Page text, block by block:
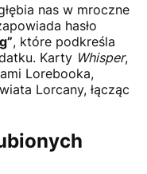
nas w mroczne
hasło
, które podkreśla
Karty Whisper,
Lorebooka,
Lorcany, łącząc